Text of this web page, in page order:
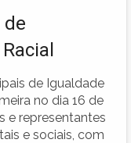
de
de Igualdade
no dia 16 de
e representantes
e sociais, com